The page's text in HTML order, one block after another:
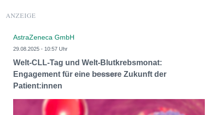
ANZEIGE
AstraZeneca GmbH
29.08.2025 - 10:57 Uhr
Welt-CLL-Tag und Welt-Blutkrebsmonat:
Engagement für eine bessere Zukunft der
Patient:innen